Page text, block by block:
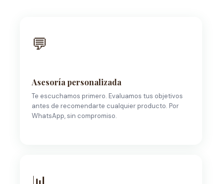
💬
Asesoría personalizada
Te escuchamos primero. Evaluamos tus objetivos
antes de recomendarte cualquier producto. Por
WhatsApp, sin compromiso.